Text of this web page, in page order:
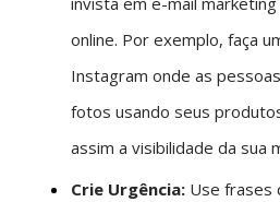
online. Por exemplo, faça
Instagram onde as
fotos usando seus
assim a visibilidade da sua
Crie Urgência: Use frases